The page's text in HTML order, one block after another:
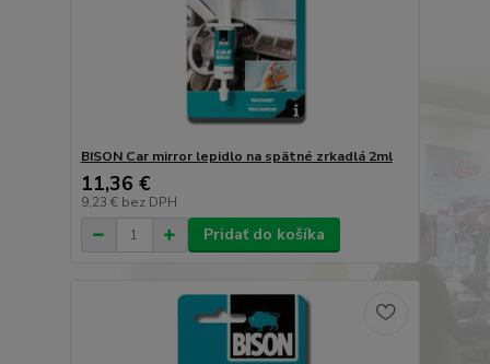
BISON Car mirror lepidlo na spätné zrkadlá 2ml
11,36 €
9,23 € bez DPH
Pridať do košíka